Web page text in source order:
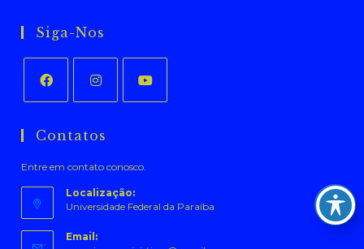
Siga-Nos
em
nova
aba
em
nova
aba
nova
aba
Contatos
Entre em contato conosco.
Localização:
Universidade Federal da Paraíba
Email: